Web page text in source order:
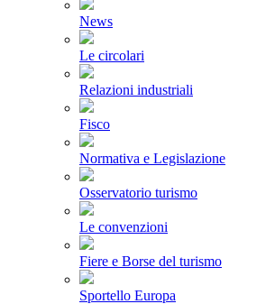
News
Le circolari
Relazioni industriali
Fisco
Normativa e Legislazione
Osservatorio turismo
Le convenzioni
Fiere e Borse del turismo
Sportello Europa